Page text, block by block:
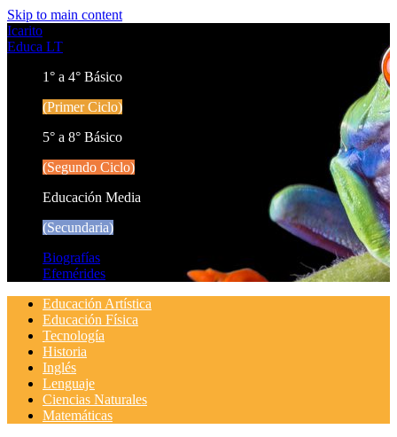
Skip to main content
Icarito
Educa LT
1° a 4° Básico
(Primer Ciclo)
5° a 8° Básico
(Segundo Ciclo)
Educación Media
(Secundaria)
Biografías
Efemérides
Educación Artística
Educación Física
Tecnología
Historia
Inglés
Lenguaje
Ciencias Naturales
Matemáticas